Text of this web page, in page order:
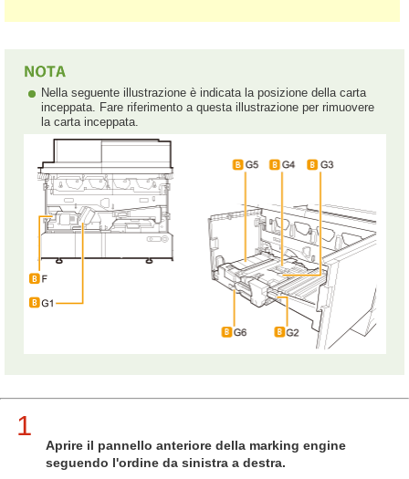
Nella seguente illustrazione è indicata la posizione della carta
inceppata. Fare riferimento a questa illustrazione per rimuovere
la carta inceppata.
1
Aprire il pannello anteriore della marking engine
seguendo l'ordine da sinistra a destra.